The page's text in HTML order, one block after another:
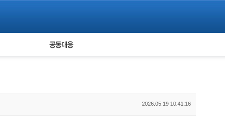
피해자 공동대응
2026.05.19 10:41:16